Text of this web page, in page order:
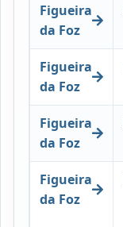
Figueira
da Foz
Figueira
da Foz
Figueira
da Foz
Figueira
da Foz